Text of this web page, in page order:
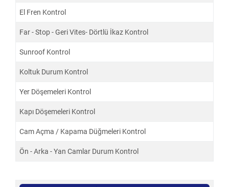
El Fren Kontrol
Far - Stop - Geri Vites- Dörtlü İkaz Kontrol
Sunroof Kontrol
Koltuk Durum Kontrol
Yer Döşemeleri Kontrol
Kapı Döşemeleri Kontrol
Cam Açma / Kapama Düğmeleri Kontrol
Ön - Arka - Yan Camlar Durum Kontrol